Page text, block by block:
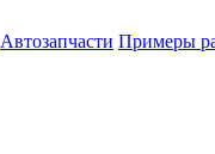
Автозапчасти Примеры